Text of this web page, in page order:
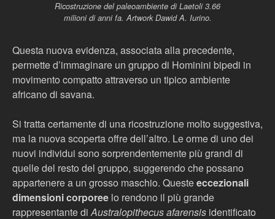
Ricostruzione del paleoambiente di Laetoli 3.66
milioni di anni fa. Artwork Dawid A. Iurino.
Questa nuova evidenza, associata alla precedente,
permette d’immaginare un gruppo di Hominini bipedi in
movimento compatto attraverso un tipico ambiente
africano di savana.
Si tratta certamente di una ricostruzione molto suggestiva,
ma la nuova scoperta offre dell’altro. Le orme di uno dei
nuovi individui sono sorprendentemente più grandi di
quelle del resto del gruppo, suggerendo che possano
appartenere a un grosso maschio. Questeeccezionali
dimensioni corporee lo rendono il più grande
rappresentante diAustralopithecus afarensis identificato